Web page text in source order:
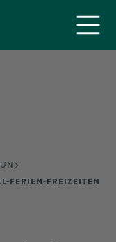
FERIEN-FREIZEITEN